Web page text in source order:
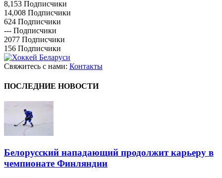
8,153 Подписчики
14,008 Подписчики
624 Подписчики
--- Подписчики
2077 Подписчики
156 Подписчики
Свяжитесь с нами: Контакты
ПОСЛЕДНИЕ НОВОСТИ
Белорусский нападающий продолжит карьеру в
чемпионате Финляндии